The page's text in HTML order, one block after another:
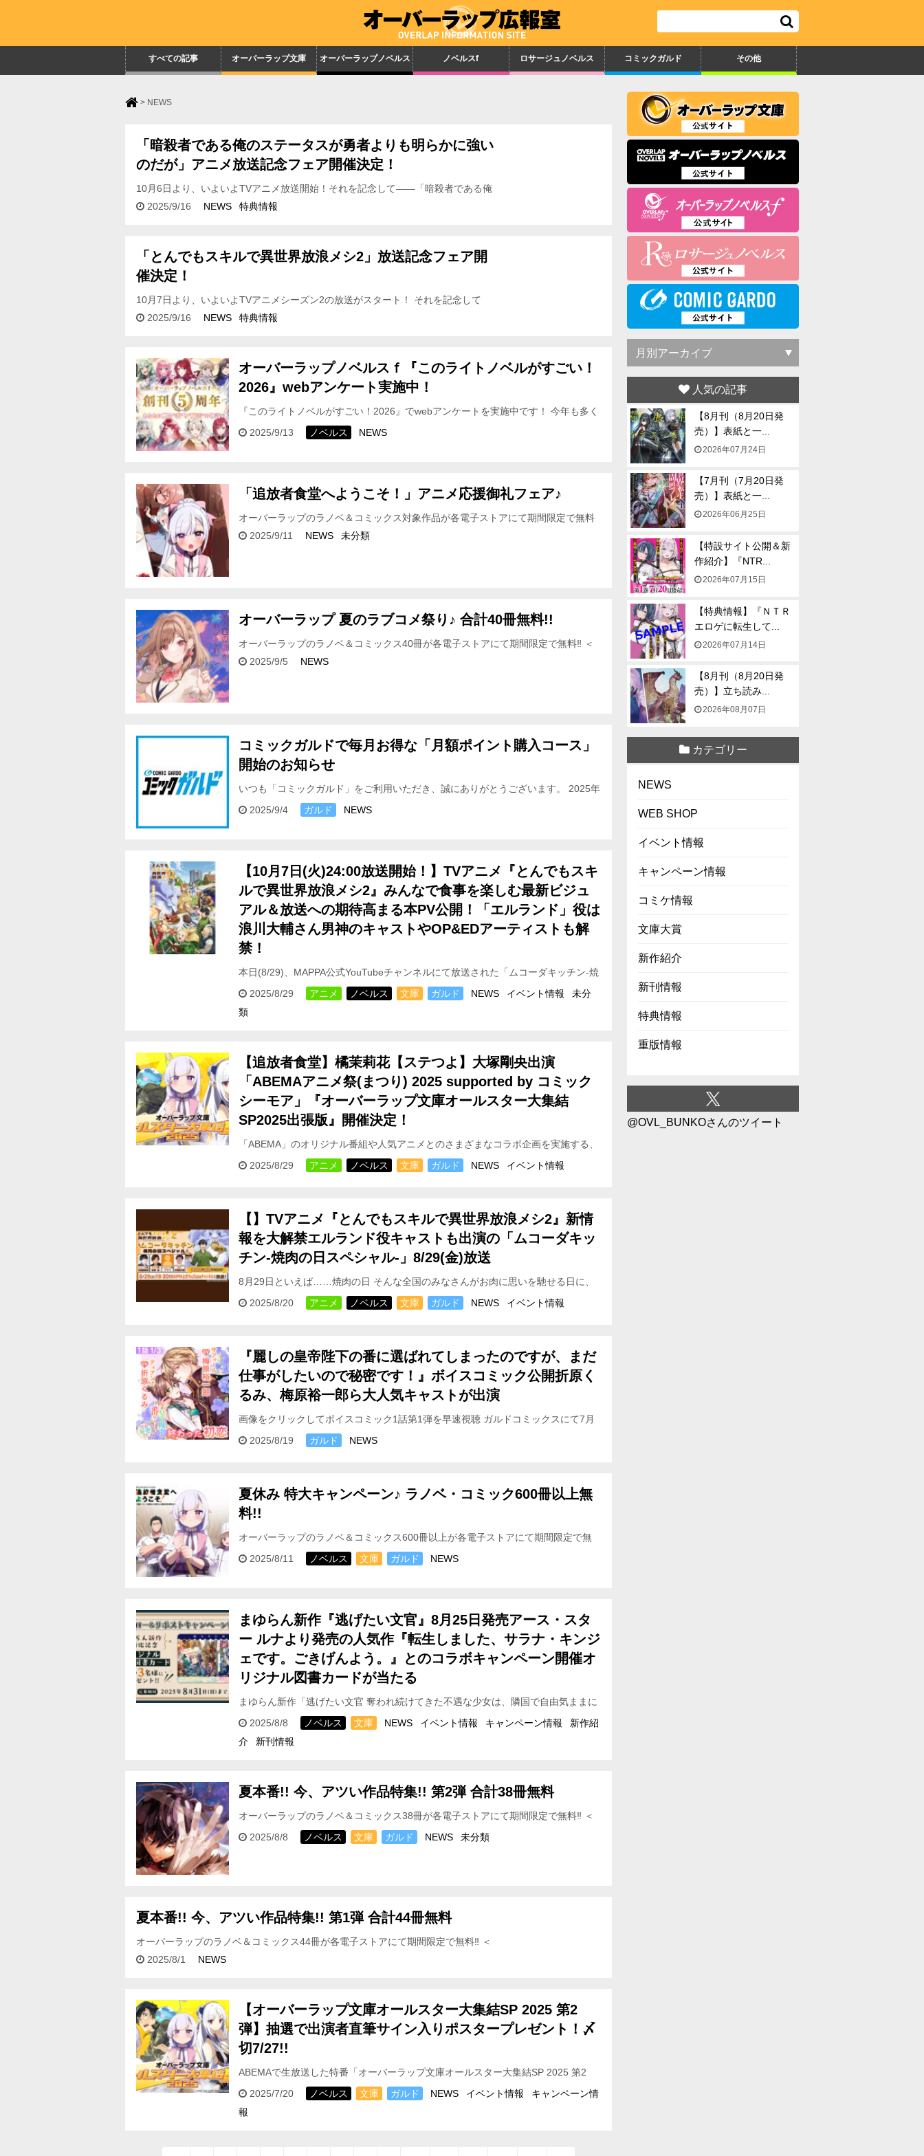
すべての記事 オーバーラップ文庫 オーバーラップノベルス ノベルスf ロサージュノベルス コミックガルド その他
> NEWS
「暗殺者である俺のステータスが勇者よりも明らかに強い
のだが」アニメ放送記念フェア開催決定！
10月6日より、いよいよTVアニメ放送開始！それを記念して――「暗殺者である俺
のステータスが勇者よりも明らかに強いのだが」放送記念フェアが全国で開催決
2025/9/16 NEWS 特典情報
「とんでもスキルで異世界放浪メシ2」放送記念フェア開
催決定！
10月7日より、いよいよTVアニメシーズン2の放送がスタート！ それを記念して
―― 「とんでもスキルで異世界放浪メシ」フェアの開催が決定しました！ 全…
2025/9/16 NEWS 特典情報
オーバーラップノベルスｆ『このライトノベルがすごい！
2026』webアンケート実施中！
『このライトノベルがすごい！2026』でwebアンケートを実施中です！ 今年も多く
のオーバーラップノベルスｆ作品が投票対象！ 回答期限は9月23日（火・…
2025/9/13 ノベルス NEWS
「追放者食堂へようこそ！」アニメ応援御礼フェア♪
オーバーラップのラノベ＆コミックス対象作品が各電子ストアにて期間限定で無料
＆割引‼ ＜フェア対象期間＞ 2025年9月11日（木）～2025年9月1…
2025/9/11 NEWS 未分類
オーバーラップ 夏のラブコメ祭り♪ 合計40冊無料!!
オーバーラップのラノベ＆コミックス40冊が各電子ストアにて期間限定で無料‼ ＜
フェア対象期間＞ 2025年9月5日（金）～2025年9月14日（…
2025/9/5 NEWS
コミックガルドで毎月お得な「月額ポイント購入コース」
開始のお知らせ
いつも「コミックガルド」をご利用いただき、誠にありがとうございます。 2025年
9月4日より新たに「月額ポイント購入コース」を開始いたします。…
2025/9/4 ガルド NEWS
【10月7日(火)24:00放送開始！】TVアニメ『とんでもスキ
ルで異世界放浪メシ2』みんなで食事を楽しむ最新ビジュ
アル＆放送への期待高まる本PV公開！「エルランド」役は
浪川大輔さん男神のキャストやOP&EDアーティストも解
禁！
本日(8/29)、MAPPA公式YouTubeチャンネルにて放送された「ムコーダキッチン-焼
肉の日スペシャル！-」にて、TVアニメ『と…
2025/8/29 アニメ ノベルス 文庫 ガルド NEWS イベント情報
未分
類
【追放者食堂】橘茉莉花【ステつよ】大塚剛央出演
「ABEMAアニメ祭(まつり) 2025 supported by コミック
シーモア」
『オーバーラップ文庫オールスター大集結
SP2025出張版』開催決定！
「ABEMA」のオリジナル番組や人気アニメとのさまざまなコラボ企画を実施する、
「ABEMA」のアニメチャンネルが贈る最大級のアニメの祭典「ABEMAア…
2025/8/29 アニメ ノベルス 文庫 ガルド NEWS イベント情報
【 】TVアニメ『とんでもスキルで異世界放浪メシ2』新情
報を大解禁エルランド役キャストも出演の「ムコーダキッ
チン-焼肉の日スペシャル-」8/29(金)放送
8月29日といえば……焼肉の日 そんな全国のみなさんがお肉に思いを馳せる日に、
MAPPA YouTubeチャンネルにて19:3…
2025/8/20 アニメ ノベルス 文庫 ガルド NEWS イベント情報
『麗しの皇帝陛下の番に選ばれてしまったのですが、まだ
仕事がしたいので秘密です！』ボイスコミック公開折原く
るみ、梅原裕一郎ら大人気キャストが出演
画像をクリックしてボイスコミック1話第1弾を早速視聴ガルドコミックスにて7月
に発売された注目の人気作『麗しの皇帝陛下の番に選ばれてしまったの…
2025/8/19 ガルド NEWS
夏休み 特大キャンペーン♪ ラノベ・コミック600冊以上無
料!!
オーバーラップのラノベ＆コミックス600冊以上が各電子ストアにて期間限定で無
料‼ ＜フェア対象期間＞ 2025年8月11日（月）～2025年8月…
2025/8/11 ノベルス 文庫 ガルド NEWS
まゆらん新作『逃げたい文官』8月25日発売アース・スタ
ー ルナより発売の人気作『転生しました、サラナ・キンジ
ェです。ごきげんよう。』とのコラボキャンペーン開催オ
リジナル図書カードが当たる
まゆらん新作「逃げたい文官 奪われ続けてきた不遇な少女は、隣国で自由気ままに
幸せな生活送ります」が8月25日発売！ それを記念して、株式…
2025/8/8 ノベルス 文庫 NEWS イベント情報 キャンペーン情報
新作紹
介
新刊情報
夏本番!! 今、アツい作品特集!! 第2弾 合計38冊無料
オーバーラップのラノベ＆コミックス38冊が各電子ストアにて期間限定で無料‼ ＜
フェア対象期間＞ 2025年8月8日（金）～2025年8月17日（…
2025/8/8 ノベルス 文庫 ガルド NEWS 未分類
夏本番!! 今、アツい作品特集!! 第1弾 合計44冊無料
オーバーラップのラノベ＆コミックス44冊が各電子ストアにて期間限定で無料‼ ＜
フェア対象期間＞ 2025年8月1日（金）～2025年8月10日（…
2025/8/1 NEWS
【オーバーラップ文庫オールスター大集結SP 2025 第2
弾】抽選で出演者直筆サイン入りポスタープレゼント！〆
切7/27!!
ABEMAで生放送した特番「オーバーラップ文庫オールスター大集結SP 2025 第2
弾」内にて、視聴者プレゼントをかけたバラエティコー…
2025/7/20 ノベルス 文庫 ガルド NEWS イベント情報
キャンペーン情
報
人気の記事
【8月刊（8月20日発
売）】表紙と一...
2026年07月24日
【7月刊（7月20日発
売）】表紙と一...
2026年06月25日
【特設サイト公開＆新
作紹介】『NTR...
2026年07月15日
【特典情報】『ＮＴＲ
エロゲに転生して...
2026年07月14日
【8月刊（8月20日発
売）】立ち読み...
2026年08月07日
カテゴリー
NEWS
WEB SHOP
イベント情報
キャンペーン情報
コミケ情報
文庫大賞
新作紹介
新刊情報
特典情報
重版情報
@OVL_BUNKOさんのツイート